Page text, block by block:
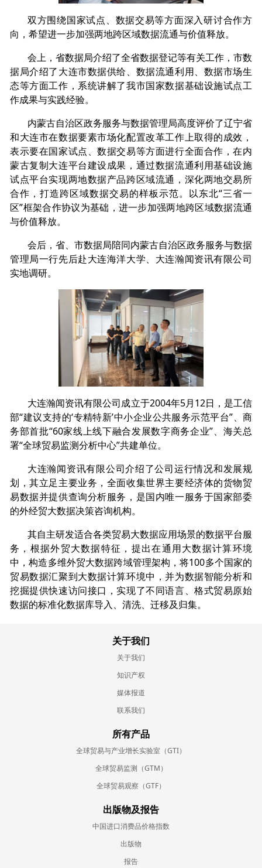
双方围绕国家试点、数据交易等方面深入研讨合作方
向，希望进一步加强两地跨区域数据流通与价值释放。
会上，省数据局介绍了全省数据登记等有关工作，市数
据局介绍了大连市数据供给、数据流通利用、数据市场生
态等方面工作，系统讲解了我市国家数据基础设施试点工
作成果与实践经验。
内蒙古自治区政务服务与数据管理局高度评价了辽宁省
和大连市在数据要素市场化配置改革工作上取得的成效，
表示要在国家试点、数据交易等方面进行全面合作，在内
蒙古复制大连平台建设成果，通过数据流通利用基础设施
试点平台实现两地数据产品跨区域流通，深化两地交易所
合作，打造跨区域数据交易的样板示范。以东北“三省一
区”框架合作协议为基础，进一步加强两地跨区域数据流通
与价值释放。
会后，省、市数据局陪同内蒙古自治区政务服务与数据
管理局一行先后赴大连海洋大学、大连瀚闻资讯有限公司
实地调研。
大连瀚闻资讯有限公司成立于2004年5月12日，是工信
部“建议支持的‘专精特新’中小企业公共服务示范平台”、商
务部首批“60家线上线下融合发展数字商务企业”、海关总
署“全球贸易监测分析中心”共建单位。
大连瀚闻资讯有限公司介绍了公司运行情况和发展规
划，其立足主要业务，全面收集世界主要经济体的货物贸
易数据并提供查询分析服务，是国内唯一服务于国家部委
的外经贸大数据决策咨询机构。
其自主研发适合各类贸易大数据应用场景的数据平台服
务，根据外贸大数据特征，提出在通用大数据计算环境
中，构造多维外贸大数据跨域管理架构，将100多个国家的
贸易数据汇聚到大数据计算环境中，并为数据智能分析和
挖掘提供快速访问接口，实现了不同语言、格式贸易原始
数据的标准化数据库导入、清洗、迁移及归集。
关于我们
关于我们
知识产权
媒体报道
联系我们
所有产品
全球贸易与产业增长实验室（GTI）
全球贸易监测（GTM）
全球贸易观察（GTF）
出版物及报告
中国进口消费品价格指数
出版物
报告